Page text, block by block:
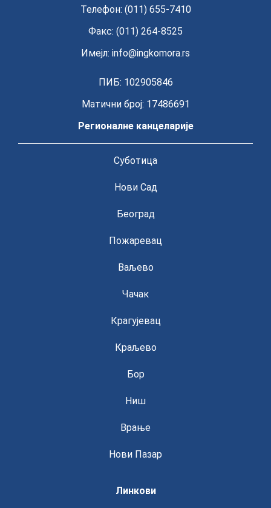
Телефон: (011) 655-7410
Факс: (011) 264-8525
Имејл: info@ingkomora.rs
ПИБ: 102905846
Матични број: 17486691
Регионалне канцеларије
Суботица
Нови Сад
Београд
Пожаревац
Ваљево
Чачак
Крагујевац
Краљево
Бор
Ниш
Врање
Нови Пазар
Линкови